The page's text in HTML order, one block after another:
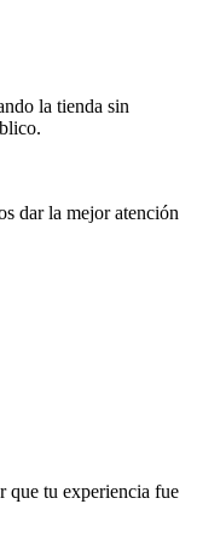
la tienda sin
dar la mejor atención
que tu experiencia fue